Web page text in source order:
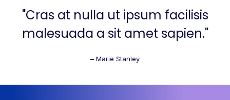
"Cras at nulla ut ipsum facilisis
malesuada a sit amet sapien."
– Marie Stanley